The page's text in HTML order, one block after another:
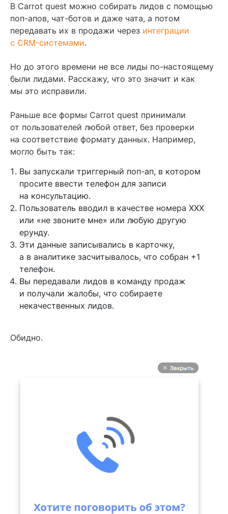
В Carrot quest можно собирать лидов с помощью
поп-апов, чат-ботов и даже чата, а потом
передавать их в продажи через интеграции
с CRM-системами.
Но до этого времени не все лиды по-настоящему
были лидами. Расскажу, что это значит и как
мы это исправили.
Раньше все формы Carrot quest принимали
от пользователей любой ответ, без проверки
на соответствие формату данных. Например,
могло быть так:
Вы запускали триггерный поп-ап, в котором
просите ввести телефон для записи
на консультацию.
Пользователь вводил в качестве номера ХХХ
или «не звоните мне» или любую другую
ерунду.
Эти данные записывались в карточку,
а в аналитике засчитывалось, что собран +1
телефон.
Вы передавали лидов в команду продаж
и получали жалобы, что собираете
некачественных лидов.
Обидно.